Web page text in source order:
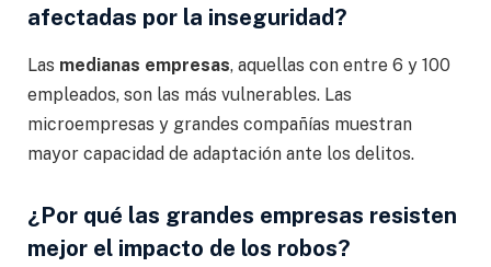
afectadas por la inseguridad?
Las medianas empresas, aquellas con entre 6 y 100
empleados, son las más vulnerables. Las
microempresas y grandes compañías muestran
mayor capacidad de adaptación ante los delitos.
¿Por qué las grandes empresas resisten
mejor el impacto de los robos?